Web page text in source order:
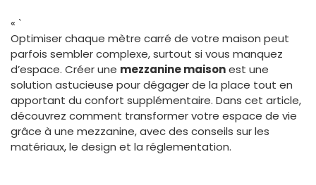
« `
Optimiser chaque mètre carré de votre maison peut
parfois sembler complexe, surtout si vous manquez
d’espace. Créer une mezzanine maisonest une
solution astucieuse pour dégager de la place tout en
apportant du confort supplémentaire. Dans cet article,
découvrez comment transformer votre espace de vie
grâce à une mezzanine, avec des conseils sur les
matériaux, le design et la réglementation.